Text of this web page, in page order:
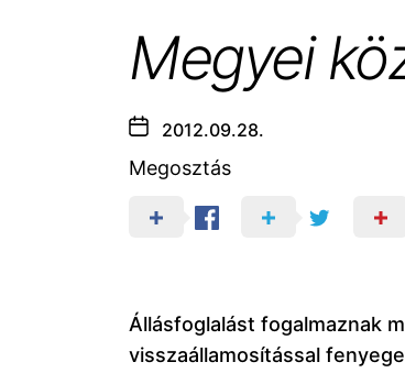
Megyei
2012.09.28.
Megosztás
Állásfoglalást fogalmaznak
visszaállamosítással